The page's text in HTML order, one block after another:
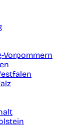
Vorpommern